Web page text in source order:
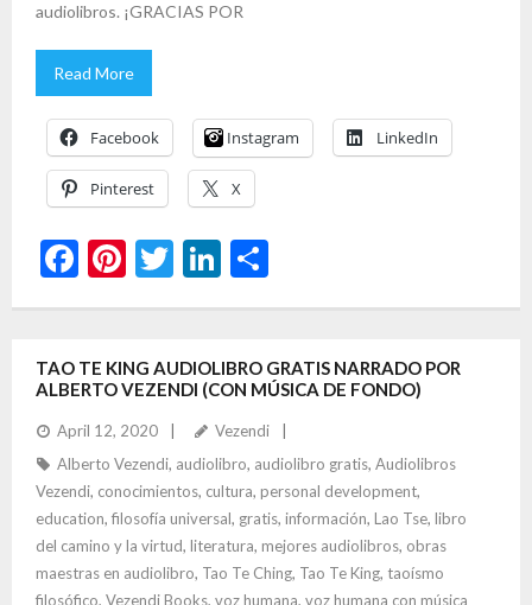
audiolibros. ¡GRACIAS POR
Read More
Facebook Instagram LinkedIn
Pinterest X
F
ac
b
o
o
k
Pi
nt
es
t
T
w
er
Li
n
dI
n
h
e
TAO TE KING AUDIOLIBRO GRATIS NARRADO POR
ALBERTO VEZENDI (CON MÚSICA DE FONDO)
April 12, 2020
Vezendi
Alberto Vezendi, audiolibro, audiolibro gratis, Audiolibros
Vezendi, conocimientos, cultura, personal development,
education, filosofía universal, gratis, información, Lao Tse, libro
del camino y la virtud, literatura, mejores audiolibros, obras
maestras en audiolibro, Tao Te Ching, Tao Te King, taoísmo
filosófico, Vezendi Books, voz humana, voz humana con música